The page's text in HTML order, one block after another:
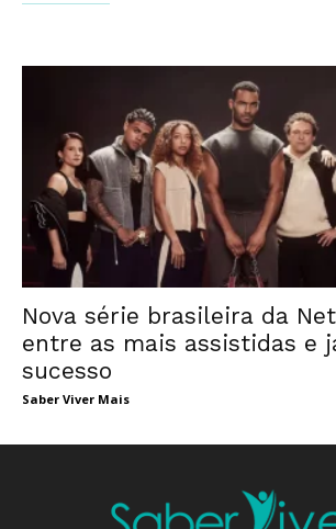
Nova série brasileira da
entre as mais assistidas e
sucesso
Saber Viver Mais